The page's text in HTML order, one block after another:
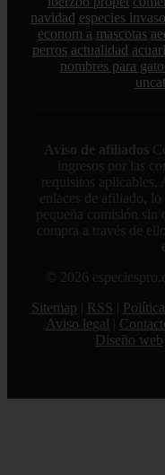
navidad especies
econom a mascotas
perros actualidad
nombres para
Aviso de afiliados
ingresos por las
requisitos aplicables.
enlaces de afiliado,
pequeña comisión
compra a través de
© 2026
Sitemap
RSS
Aviso legal
Diseño web